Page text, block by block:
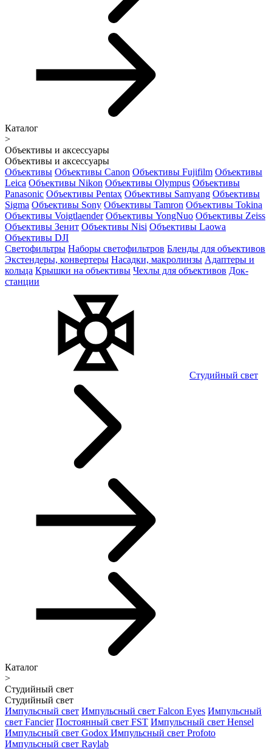
Каталог
>
Объективы и аксессуары
Объективы и аксессуары
Объективы Объективы Canon Объективы Fujifilm Объективы
Leica Объективы Nikon Объективы Olympus Объективы
Panasonic Объективы Pentax Объективы Samyang Объективы
Sigma Объективы Sony Объективы Tamron Объективы Tokina
Объективы Voigtlaender Объективы YongNuo Объективы Zeiss
Объективы Зенит Объективы Nisi Объективы Laowa
Объективы DJI
Светофильтры Наборы светофильтров Бленды для объективов
Экстендеры, конвертеры Насадки, макролинзы Адаптеры и
кольца Крышки на объективы Чехлы для объективов Док-
станции
Студийный свет
Каталог
>
Студийный свет
Студийный свет
Импульсный свет Импульсный свет Falcon Eyes Импульсный
свет Fancier Постоянный свет FST Импульсный свет Hensel
Импульсный свет Godox Импульсный свет Profoto
Импульсный свет Raylab